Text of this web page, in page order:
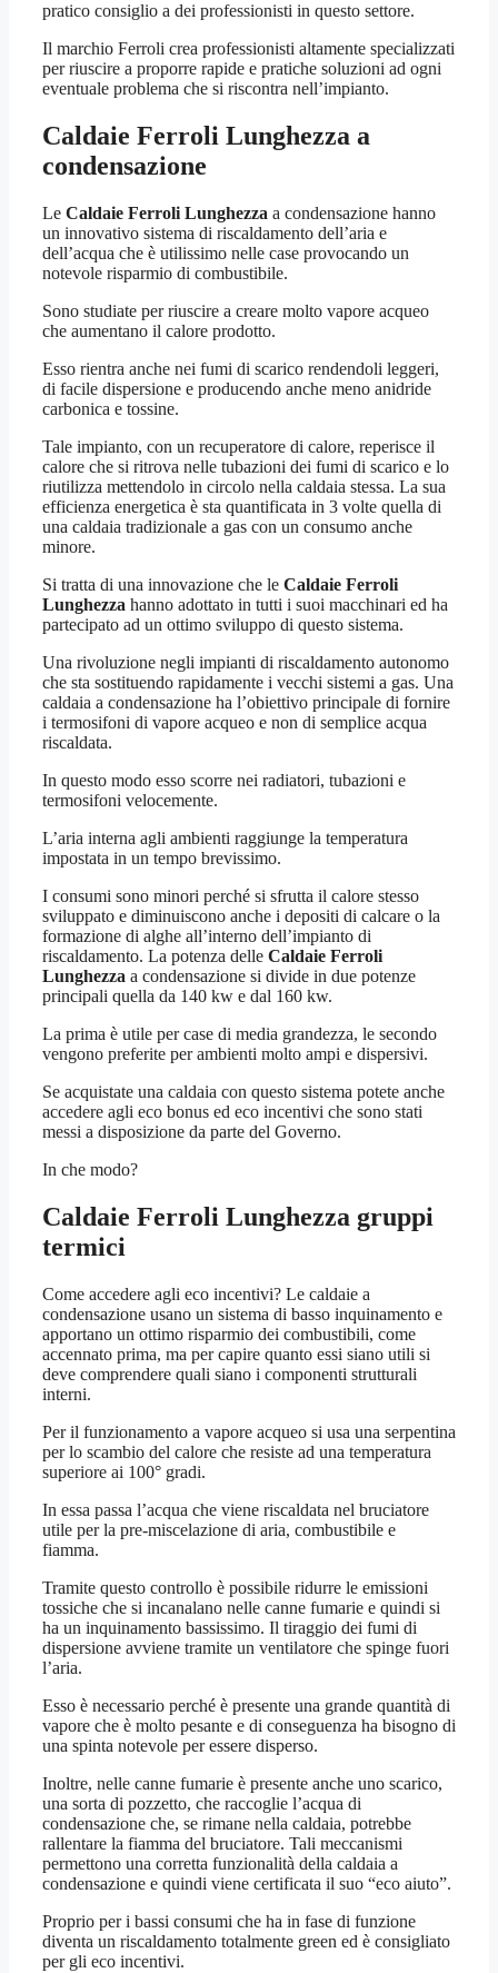
pratico consiglio a dei professionisti in questo settore.
Il marchio Ferroli crea professionisti altamente specializzati
per riuscire a proporre rapide e pratiche soluzioni ad ogni
eventuale problema che si riscontra nell’impianto.
Caldaie Ferroli Lunghezza a
condensazione
Le Caldaie Ferroli Lunghezza a condensazione hanno
un innovativo sistema di riscaldamento dell’aria e
dell’acqua che è utilissimo nelle case provocando un
notevole risparmio di combustibile.
Sono studiate per riuscire a creare molto vapore acqueo
che aumentano il calore prodotto.
Esso rientra anche nei fumi di scarico rendendoli leggeri,
di facile dispersione e producendo anche meno anidride
carbonica e tossine.
Tale impianto, con un recuperatore di calore, reperisce il
calore che si ritrova nelle tubazioni dei fumi di scarico e lo
riutilizza mettendolo in circolo nella caldaia stessa. La sua
efficienza energetica è sta quantificata in 3 volte quella di
una caldaia tradizionale a gas con un consumo anche
minore.
Si tratta di una innovazione che le Caldaie Ferroli
Lunghezza hanno adottato in tutti i suoi macchinari ed ha
partecipato ad un ottimo sviluppo di questo sistema.
Una rivoluzione negli impianti di riscaldamento autonomo
che sta sostituendo rapidamente i vecchi sistemi a gas. Una
caldaia a condensazione ha l’obiettivo principale di fornire
i termosifoni di vapore acqueo e non di semplice acqua
riscaldata.
In questo modo esso scorre nei radiatori, tubazioni e
termosifoni velocemente.
L’aria interna agli ambienti raggiunge la temperatura
impostata in un tempo brevissimo.
I consumi sono minori perché si sfrutta il calore stesso
sviluppato e diminuiscono anche i depositi di calcare o la
formazione di alghe all’interno dell’impianto di
riscaldamento. La potenza delle Caldaie Ferroli
Lunghezza a condensazione si divide in due potenze
principali quella da 140 kw e dal 160 kw.
La prima è utile per case di media grandezza, le secondo
vengono preferite per ambienti molto ampi e dispersivi.
Se acquistate una caldaia con questo sistema potete anche
accedere agli eco bonus ed eco incentivi che sono stati
messi a disposizione da parte del Governo.
In che modo?
Caldaie Ferroli Lunghezza gruppi
termici
Come accedere agli eco incentivi? Le caldaie a
condensazione usano un sistema di basso inquinamento e
apportano un ottimo risparmio dei combustibili, come
accennato prima, ma per capire quanto essi siano utili si
deve comprendere quali siano i componenti strutturali
interni.
Per il funzionamento a vapore acqueo si usa una serpentina
per lo scambio del calore che resiste ad una temperatura
superiore ai 100° gradi.
In essa passa l’acqua che viene riscaldata nel bruciatore
utile per la pre-miscelazione di aria, combustibile e
fiamma.
Tramite questo controllo è possibile ridurre le emissioni
tossiche che si incanalano nelle canne fumarie e quindi si
ha un inquinamento bassissimo. Il tiraggio dei fumi di
dispersione avviene tramite un ventilatore che spinge fuori
l’aria.
Esso è necessario perché è presente una grande quantità di
vapore che è molto pesante e di conseguenza ha bisogno di
una spinta notevole per essere disperso.
Inoltre, nelle canne fumarie è presente anche uno scarico,
una sorta di pozzetto, che raccoglie l’acqua di
condensazione che, se rimane nella caldaia, potrebbe
rallentare la fiamma del bruciatore. Tali meccanismi
permettono una corretta funzionalità della caldaia a
condensazione e quindi viene certificata il suo “eco aiuto”.
Proprio per i bassi consumi che ha in fase di funzione
diventa un riscaldamento totalmente green ed è consigliato
per gli eco incentivi.